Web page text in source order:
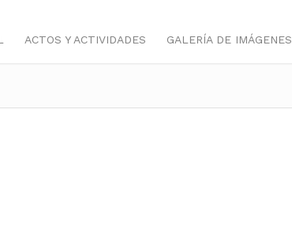
ACTOS Y ACTIVIDADES GALERÍA DE IMÁGENES